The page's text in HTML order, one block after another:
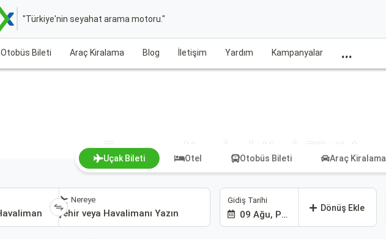
"Türkiye'nin seyahat arama motoru."
Otobüs Bileti Araç Kiralama Blog İletişim Yardım Kampanyalar ...
Erzurum - Noyabrsk Uçak Bileti Ara
Uçak Bileti Otel Otobüs Bileti Araç Kiralama
Nereye Gidiş Tarihi
09 Ağu, Paz
Dönüş Ekle